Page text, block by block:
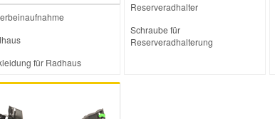
für Radhaus
Reserveradhalter
Schraube für
Reserveradhalterung